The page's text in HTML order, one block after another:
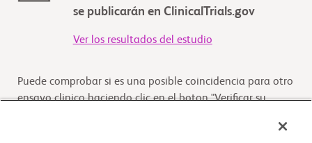
se publicarán en ClinicalTrials.gov
Ver los resultados del estudio
Puede comprobar si es una posible coincidencia para otro
ensayo clinico haciendo clic en el boton "Verificar su